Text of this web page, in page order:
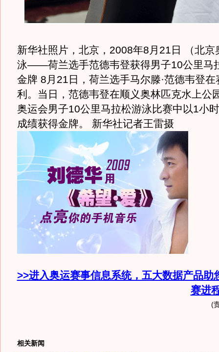
新华社照片，北京，2008年8月21日 （北京
泳——荷兰选手范德韦登获得男子10公里马
金牌 8月21日，荷兰选手马尔滕·范德韦登在
利。当日，范德韦登在顺义奥林匹克水上公
奥运会男子10公里马拉松游泳比赛中以1小
成绩获得金牌。 新华社记者王雷摄
>>进入奥运赛事信息系统，五大数据产品助
赛进
(
相关新闻